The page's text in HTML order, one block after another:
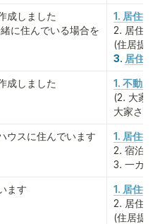
成しました
に住んでいる場合を
1. 居住提
2. 居住地
(住居提供
3. 居住地
成しました
1. 不動産
(2. 大家さ
大家さん
ウスに住んでいます
1. 居住提
2. 宿泊施
3. 一カ月
ます
1. 居住提
2. 居住地
(住居提供